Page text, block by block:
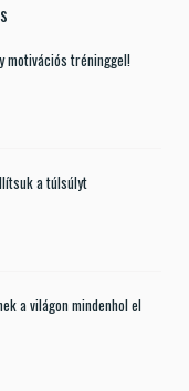
motivációs tréninggel!
a túlsúlyt
a világon mindenhol el